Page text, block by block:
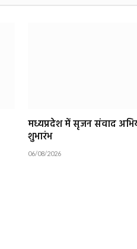
मध्यप्रदेश में सृजन संवाद
शुभारंभ
06/08/2026